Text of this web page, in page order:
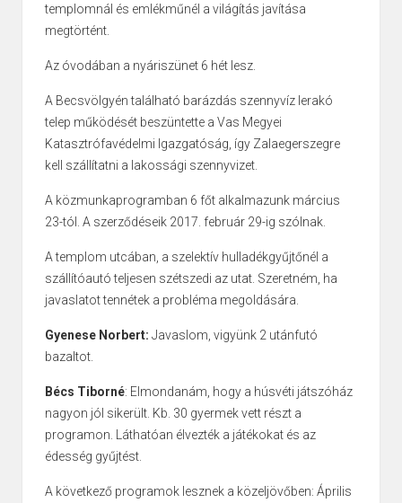
templomnál és emlékműnél a világítás javítása
megtörtént.
Az óvodában a nyáriszünet 6 hét lesz.
A Becsvölgyén található barázdás szennyvíz lerakó
telep működését beszüntette a Vas Megyei
Katasztrófavédelmi Igazgatóság, így Zalaegerszegre
kell szállítatni a lakossági szennyvizet.
A közmunkaprogramban 6 főt alkalmazunk március
23-tól. A szerződéseik 2017. február 29-ig szólnak.
A templom utcában, a szelektív hulladékgyűjtőnél a
szállítóautó teljesen szétszedi az utat. Szeretném, ha
javaslatot tennétek a probléma megoldására.
Gyenese Norbert: Javaslom, vigyünk 2 utánfutó
bazaltot.
Bécs Tiborné: Elmondanám, hogy a húsvéti játszóház
nagyon jól sikerült. Kb. 30 gyermek vett részt a
programon. Láthatóan élvezték a játékokat és az
édesség gyűjtést.
A következő programok lesznek a közeljövőben: Április